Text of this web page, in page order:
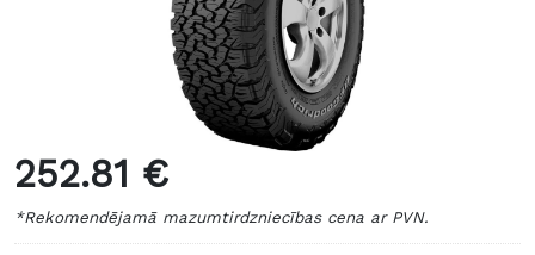
252.81 €
*Rekomendējamā mazumtirdzniecības cena ar PVN.